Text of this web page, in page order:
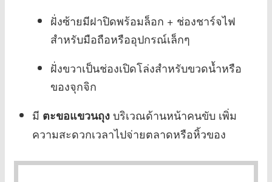
ฝั่งซ้ายมีฝาปิดพร้อมล็อก + ช่องชาร์จไฟ
สำหรับมือถือหรืออุปกรณ์เล็กๆ
ฝั่งขวาเป็นช่องเปิดโล่งสำหรับขวดน้ำหรือ
ของจุกจิก
มี ตะขอแขวนถุงบริเวณด้านหน้าคนขับ เพิ่ม
ความสะดวกเวลาไปจ่ายตลาดหรือหิ้วของ